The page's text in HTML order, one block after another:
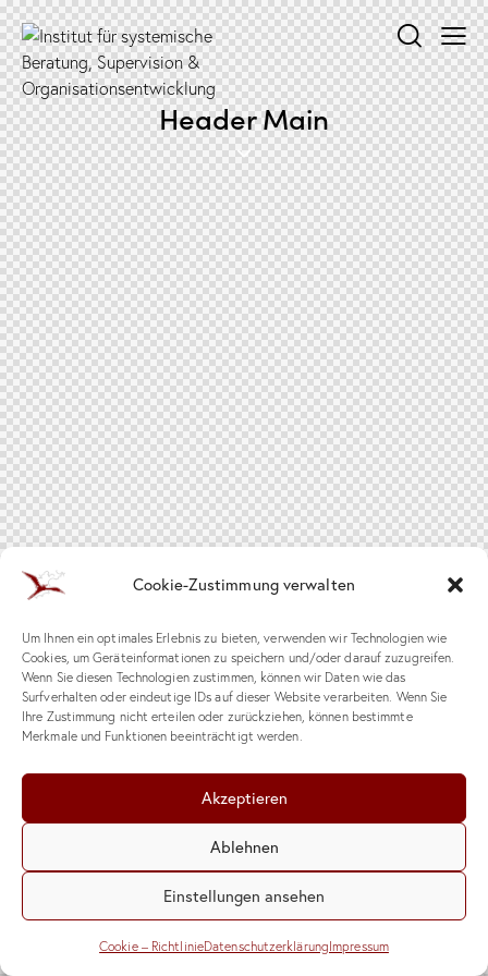
Cookie-Zustimmung verwalten
Um Ihnen ein optimales Erlebnis zu bieten, verwenden wir Technologien wie
Cookies, um Geräteinformationen zu speichern und/oder darauf zuzugreifen.
Wenn Sie diesen Technologien zustimmen, können wir Daten wie das
Surfverhalten oder eindeutige IDs auf dieser Website verarbeiten. Wenn Sie
Ihre Zustimmung nicht erteilen oder zurückziehen, können bestimmte
Merkmale und Funktionen beeinträchtigt werden.
Akzeptieren
Ablehnen
Einstellungen ansehen
Cookie – RichtlinieDatenschutzerklärungImpressum
Header Main